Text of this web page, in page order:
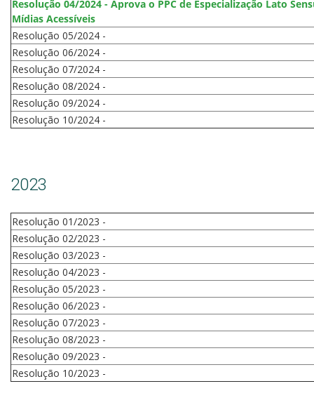
Resolução 04/2024 - Aprova o PPC de Especialização Lato
Mídias Acessíveis
Resolução 05/2024 -
Resolução 06/2024 -
Resolução 07/2024 -
Resolução 08/2024 -
Resolução 09/2024 -
Resolução 10/2024 -
2023
Resolução 01/2023 -
Resolução 02/2023 -
Resolução 03/2023 -
Resolução 04/2023 -
Resolução 05/2023 -
Resolução 06/2023 -
Resolução 07/2023 -
Resolução 08/2023 -
Resolução 09/2023 -
Resolução 10/2023 -